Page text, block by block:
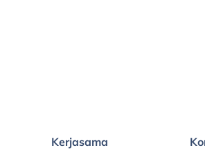
Kerjasama